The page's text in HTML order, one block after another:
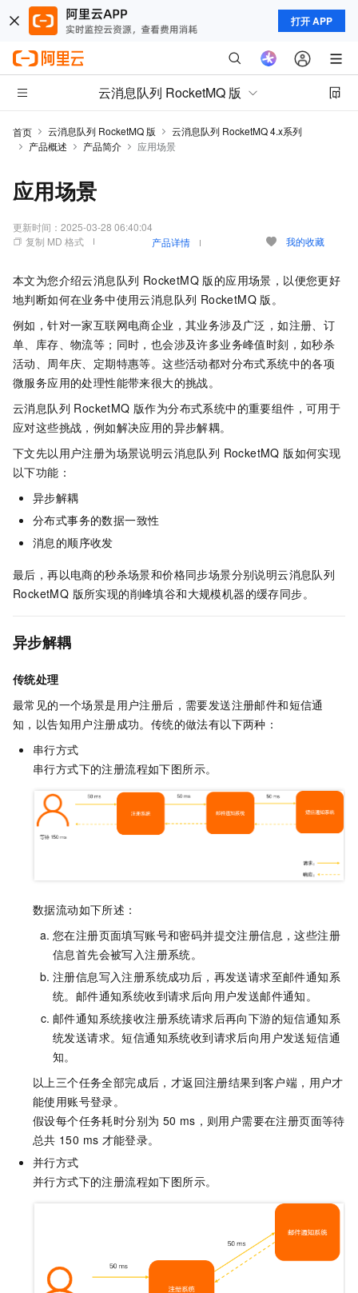
打开 APP
云消息队列 RocketMQ 版
首页 云消息队列 RocketMQ 版
云消息队列 RocketMQ 4.x系列
产品概述
产品简介 应用场景
应用场景
更新时间： 2025-03-28 06:40:04
复制 MD 格式
产品详情 我的收藏
本文为您介绍云消息队列 RocketMQ 版的应用场景，以便您更好
地判断如何在业务中使用云消息队列 RocketMQ 版。
例如，针对一家互联网电商企业，其业务涉及广泛，如注册、订
单、库存、物流等；同时，也会涉及许多业务峰值时刻，如秒杀
活动、周年庆、定期特惠等。这些活动都对分布式系统中的各项
微服务应用的处理性能带来很大的挑战。
云消息队列 RocketMQ 版作为分布式系统中的重要组件，可用于
应对这些挑战，例如解决应用的异步解耦。
下文先以用户注册为场景说明云消息队列 RocketMQ 版如何实现
以下功能：
异步解耦
分布式事务的数据一致性
消息的顺序收发
最后，再以电商的秒杀场景和价格同步场景分别说明云消息队列
RocketMQ 版所实现的削峰填谷和大规模机器的缓存同步。
异步解耦
传统处理
最常见的一个场景是用户注册后，需要发送注册邮件和短信通
知，以告知用户注册成功。传统的做法有以下两种：
串行方式
串行方式下的注册流程如下图所示。
数据流动如下所述：
您在注册页面填写账号和密码并提交注册信息，这些注册
信息首先会被写入注册系统。
注册信息写入注册系统成功后，再发送请求至邮件通知系
统。邮件通知系统收到请求后向用户发送邮件通知。
邮件通知系统接收注册系统请求后再向下游的短信通知系
统发送请求。短信通知系统收到请求后向用户发送短信通
知。
以上三个任务全部完成后，才返回注册结果到客户端，用户才
能使用账号登录。
假设每个任务耗时分别为 50 ms，则用户需要在注册页面等待
总共 150 ms 才能登录。
并行方式
并行方式下的注册流程如下图所示。